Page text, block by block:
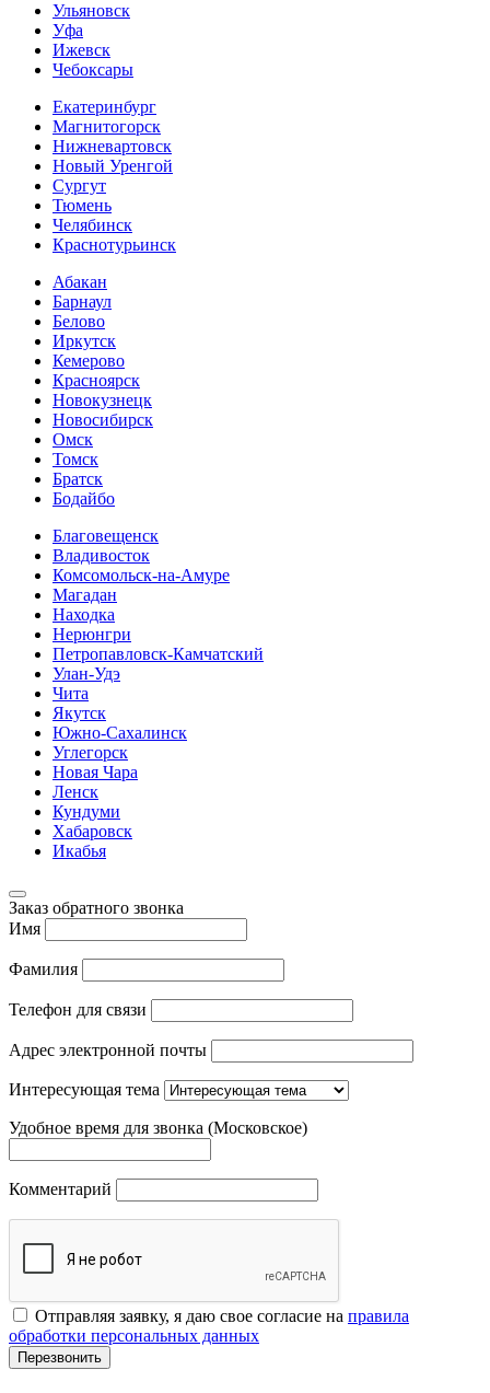
Ульяновск
Уфа
Ижевск
Чебоксары
Екатеринбург
Магнитогорск
Нижневартовск
Новый Уренгой
Сургут
Тюмень
Челябинск
Краснотурьинск
Абакан
Барнаул
Белово
Иркутск
Кемерово
Красноярск
Новокузнецк
Новосибирск
Омск
Томск
Братск
Бодайбо
Благовещенск
Владивосток
Комсомольск-на-Амуре
Магадан
Находка
Нерюнгри
Петропавловск-Камчатский
Улан-Удэ
Чита
Якутск
Южно-Сахалинск
Углегорск
Новая Чара
Ленск
Кундуми
Хабаровск
Икабья
Заказ обратного звонка
Имя
Фамилия
Телефон для связи
Адрес электронной почты
Интересующая тема
Удобное время для звонка (Московское)
Комментарий
Отправляя заявку, я даю свое согласие на правила
обработки персональных данных
Перезвонить